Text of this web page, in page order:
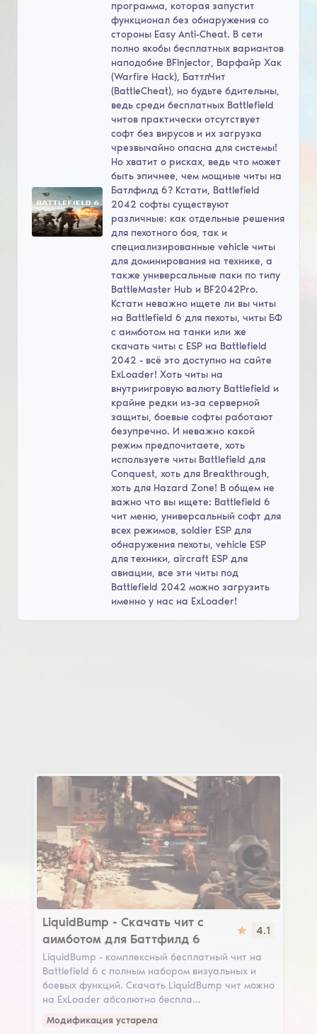
программа, которая запустит
функционал без обнаружения со
стороны Easy Anti-Cheat. В сети
полно якобы бесплатных вариантов
наподобие BFInjector, Варфайр Хак
(Warfire Hack), БаттлЧит
(BattleCheat), но будьте бдительны,
ведь среди бесплатных Battlefield
читов практически отсутствует
софт без вирусов и их загрузка
чрезвычайно опасна для системы!
Но хватит о рисках, ведь что может
быть эпичнее, чем мощные читы на
Батлфилд 6? Кстати, Battlefield
2042 софты существуют
различные: как отдельные решения
для пехотного боя, так и
специализированные vehicle читы
для доминирования на технике, а
также универсальные паки по типу
BattleMaster Hub и BF2042Pro.
Кстати неважно ищете ли вы читы
на Battlefield 6 для пехоты, читы БФ
с аимботом на танки или же
скачать читы с ESP на Battlefield
2042 - всё это доступно на сайте
ExLoader! Хоть читы на
внутриигровую валюту Battlefield и
крайне редки из-за серверной
защиты, боевые софты работают
безупречно. И неважно какой
режим предпочитаете, хоть
используете читы Battlefield для
Conquest, хоть для Breakthrough,
хоть для Hazard Zone! В общем не
важно что вы ищете: Battlefield 6
чит меню, универсальный софт для
всех режимов, soldier ESP для
обнаружения пехоты, vehicle ESP
для техники, aircraft ESP для
авиации, все эти читы под
Battlefield 2042 можно загрузить
именно у нас на ExLoader!
LiquidBump - Скачать чит с
аимботом для Баттфилд 6
4.1
LiquidBump - комплексный бесплатный чит на
Battlefield 6 с полным набором визуальных и
боевых функций. Скачать LiquidBump чит можно
на ExLoader абсолютно беспла…
Модификация устарела